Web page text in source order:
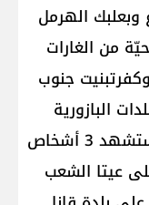
وبعلبك الهرمل
من الغارات
جنوب
البازورية
والمجادل وطيردبا بقضاء صور. واستشهد 3 أشخاص
عيتا الشعب